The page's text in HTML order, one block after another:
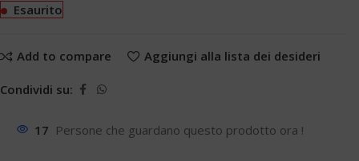
Esaurito
Add to compare Aggiungi alla lista dei desideri
Condividi su:
17 Persone che guardano questo prodotto ora !